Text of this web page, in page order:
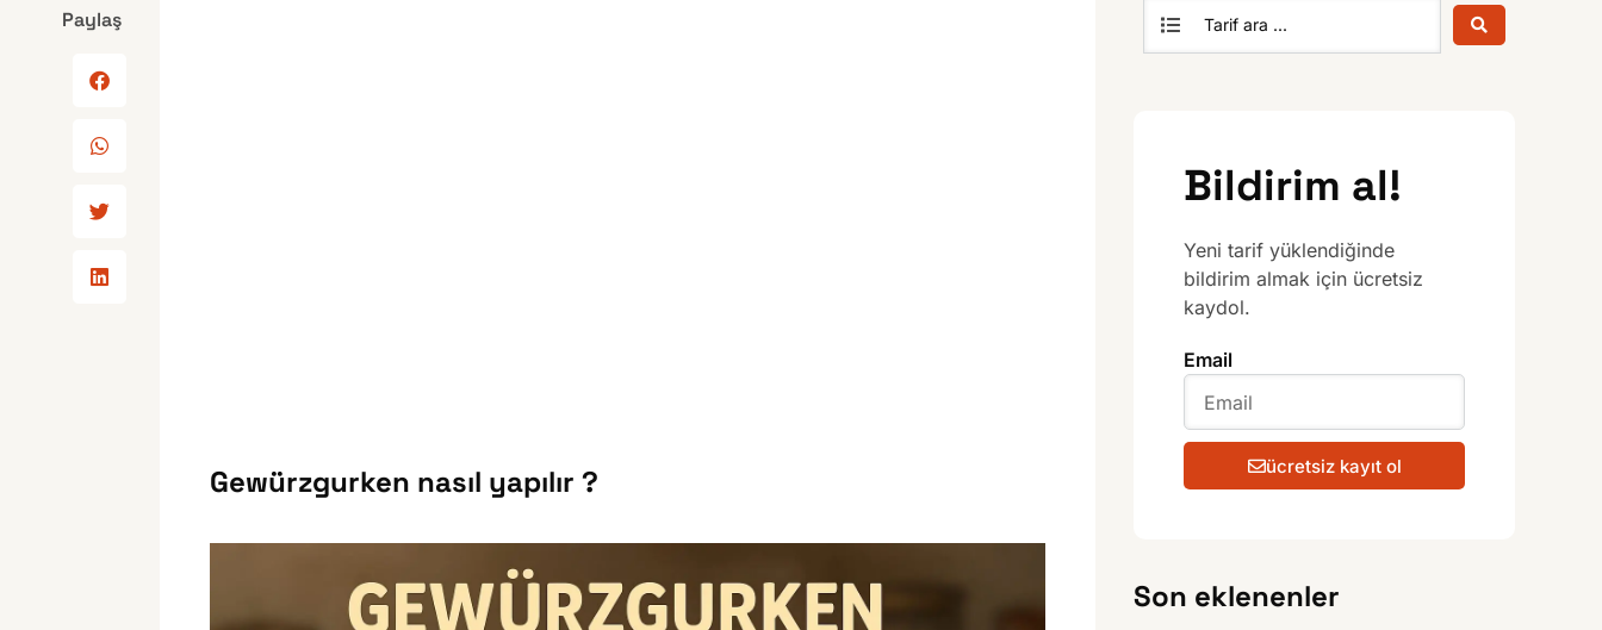
Paylaş
Gewürzgurken nasıl yapılır ?
Bildirim al!
Yeni tarif yüklendiğinde
bildirim almak için ücretsiz
kaydol.
Email
ücretsiz kayıt ol
Son eklenenler